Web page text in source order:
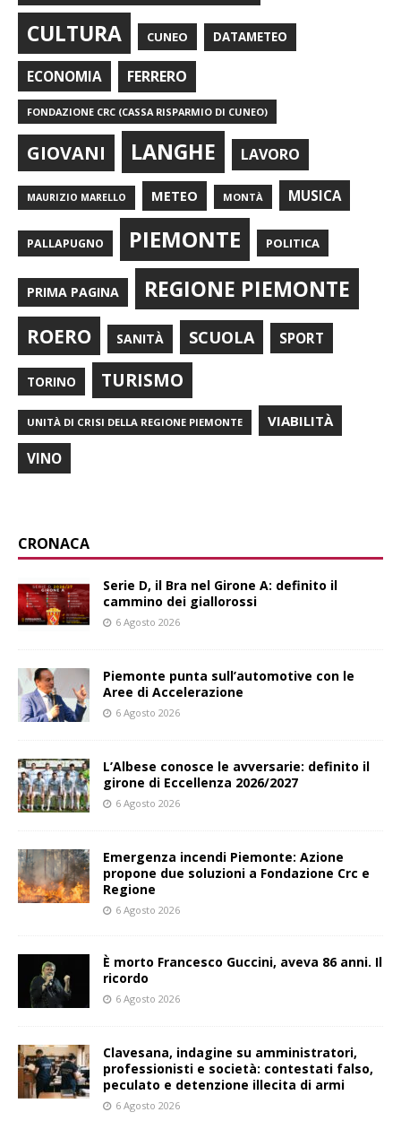
CULTURA CUNEO DATAMETEO
ECONOMIA FERRERO
FONDAZIONE CRC (CASSA RISPARMIO DI CUNEO)
GIOVANI LANGHE LAVORO
MAURIZIO MARELLO METEO MONTÀ MUSICA
PALLAPUGNO PIEMONTE POLITICA
PRIMA PAGINA REGIONE PIEMONTE
ROERO SANITÀ SCUOLA SPORT
TORINO TURISMO
UNITÀ DI CRISI DELLA REGIONE PIEMONTE VIABILITÀ
VINO
CRONACA
Serie D, il Bra nel Girone A: definito il
cammino dei giallorossi
6 Agosto 2026
Piemonte punta sull’automotive con le
Aree di Accelerazione
6 Agosto 2026
L’Albese conosce le avversarie: definito il
girone di Eccellenza 2026/2027
6 Agosto 2026
Emergenza incendi Piemonte: Azione
propone due soluzioni a Fondazione Crc e
Regione
6 Agosto 2026
È morto Francesco Guccini, aveva 86 anni. Il
ricordo
6 Agosto 2026
Clavesana, indagine su amministratori,
professionisti e società: contestati falso,
peculato e detenzione illecita di armi
6 Agosto 2026